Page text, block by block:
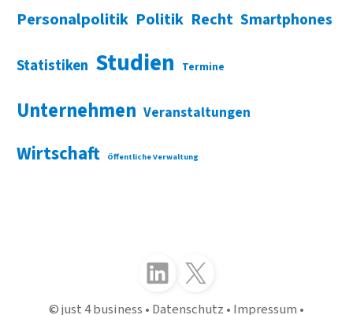
Personalpolitik Politik Recht Smartphones
Statistiken Studien Termine
Unternehmen Veranstaltungen
Wirtschaft Öffentliche Verwaltung
Folgen Sie uns auf LinkedInFolgen Sie uns auf X (Twitter)
just 4 business Datenschutz Impressum